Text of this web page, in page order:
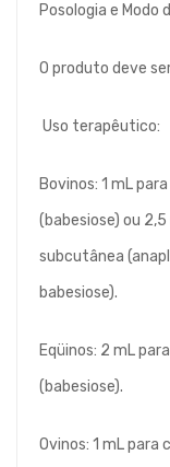
Posologia e Modo
O produto deve
Uso terapêutico:
Bovinos: 1 mL
(babesiose) ou
subcutânea
babesiose).
Eqüinos: 2 mL
(babesiose).
Ovinos: 1 mL para